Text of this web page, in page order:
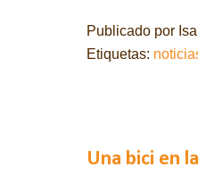
Publicado por
Etiquetas:
Una bici en